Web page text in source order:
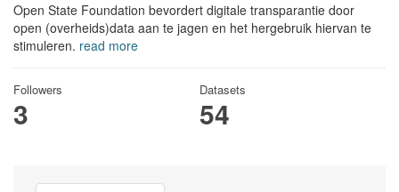
Open State Foundation bevordert digitale transparantie door
open (overheids)data aan te jagen en het hergebruik hiervan te
stimuleren. read more
Followers
3
Datasets
54